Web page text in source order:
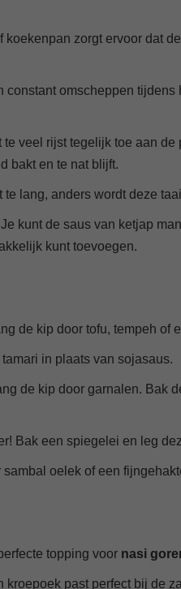
koekenpan zorgt ervoor dat
constant omscheppen tijdens
te veel rijst tegelijk toe aan
bakt en te nat blijft.
te lang, anders wordt deze
Je kunt de saus van ketjap
kunt toevoegen.
de kip door tofu, tempeh of
in plaats van sojasaus.
de kip door garnalen. Bak
Bak een spiegelei en leg
sambal oelek of een
topping voor nasi
kroepoek past perfect bij de